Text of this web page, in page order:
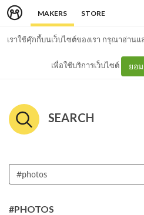
MAKERS STORE
เราใช้คุ๊กกี้บนเว็บไซต์ของเรา กรุณาอ่าน
เพื่อใช้บริการเว็บไซต์ ยอ
SEARCH
#PHOTOS